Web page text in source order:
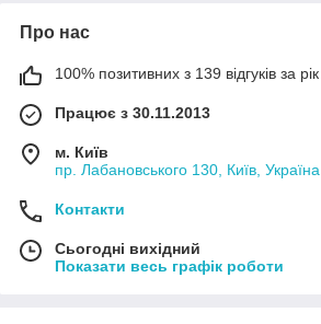
Про нас
100% позитивних з 139 відгуків за рік
Працює з 30.11.2013
м. Київ
пр. Лабановського 130, Київ, Україна
Контакти
Сьогодні вихідний
Показати весь графік роботи